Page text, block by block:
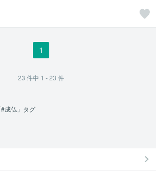
1
23 件中 1 - 23 件
#成仏」タグ